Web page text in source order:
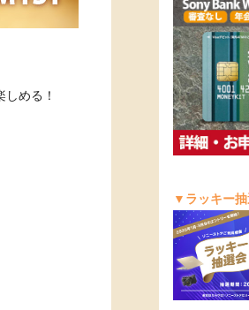
める！
▼ラッキー